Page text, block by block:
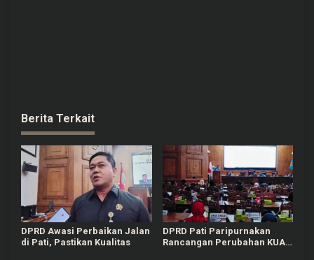
Berita Terkait
DPRD Awasi Perbaikan Jalan
di Pati, Pastikan Kualitas
DPRD Pati Paripurnakan
Rancangan Perubahan KUA-